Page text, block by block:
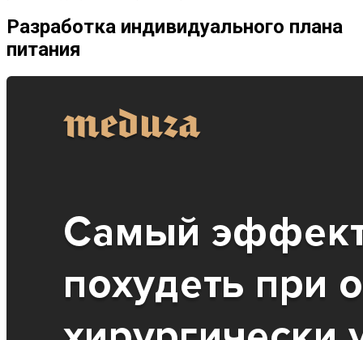
Разработка индивидуального плана
питания